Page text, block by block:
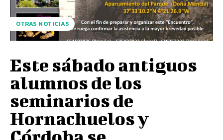
OTRAS NOTICIAS
Este sábado antiguos
alumnos de los
seminarios de
Hornachuelos y
Córdoba se